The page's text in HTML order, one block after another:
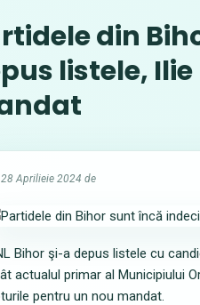
din
listele,
28 Aprilieie 2024 de
Bihor şi-a depus listele cu
actualul primar al Municipiului
pentru un nou mandat.